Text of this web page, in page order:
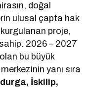
doğal
ulusal çapta hak
proje,
2026 – 2027
bu büyük
yanı sıra
İskilip,